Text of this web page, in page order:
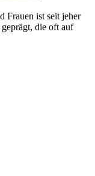
Frauen ist seit jeher
die oft auf